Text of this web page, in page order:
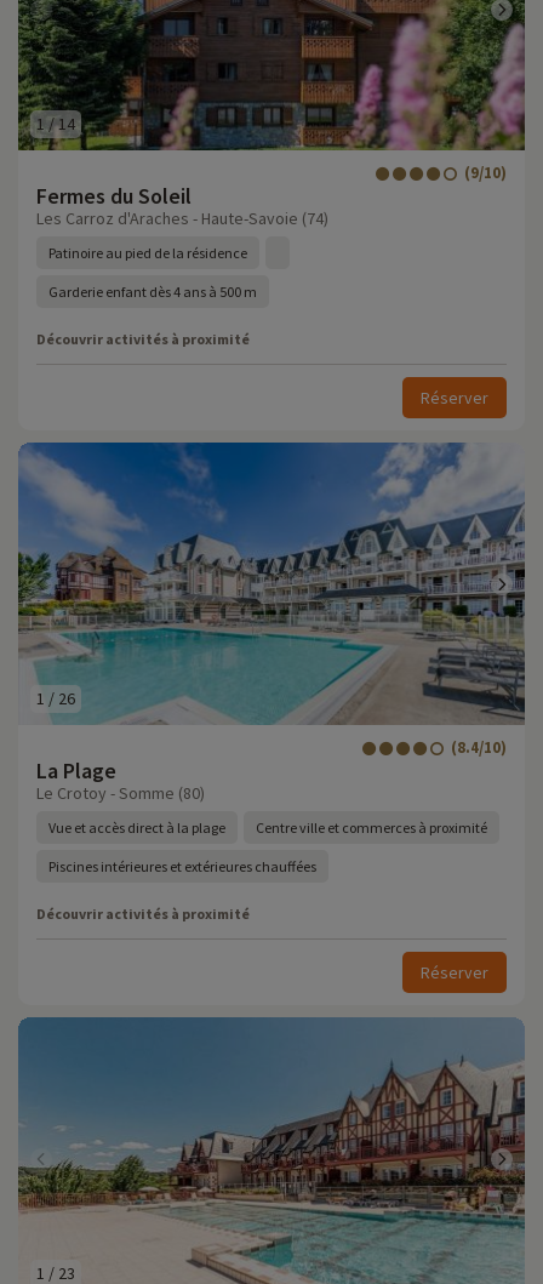
1 /14
Fermes du Soleil
(9/10)
Les Carroz d'Araches - Haute-Savoie (74)
Patinoire au pied de la résidence
Garderie enfant dès 4 ans à 500 m
Découvrir activités à proximité
Réserver
1 / 26
La Plage
(8.4/10)
Le Crotoy - Somme (80)
Vue et accès direct à la plage Centre ville et commerces à proximité
Piscines intérieures et extérieures chauffées
Découvrir activités à proximité
Réserver
1 / 23